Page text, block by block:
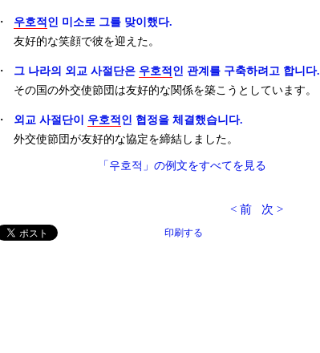
・ 우호적 인 미소로 그를 맞이했다.
友好的な笑顔で彼を迎えた。
・ 그 나라의 외교 사절단은 우호적 인 관계를 구축하려고 합니다.
その国の外交使節団は友好的な関係を築こうとしています。
・ 외교 사절단이 우호적 인 협정을 체결했습니다.
外交使節団が友好的な協定を締結しました。
「우호적」の例文をすべてを見る
< 前 次 >
印刷する